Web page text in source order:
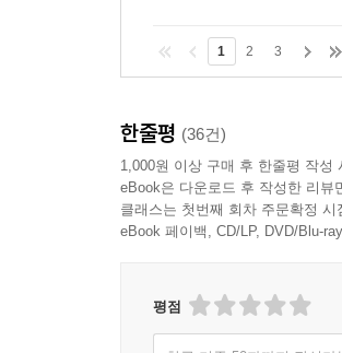
1 2 3
한줄평 (36건)
1,000원 이상 구매 후 한줄평 작성
eBook은 다운로드 후 작성한 리뷰
클래스는 첫번째 회차 주문확정
eBook 페이백, CD/LP, DVD/Blu-
평점